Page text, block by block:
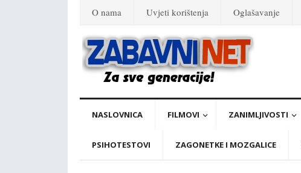
O nama Uvjeti korištenja Oglašavanje
NASLOVNICA FILMOVI ZANIMLJIVOSTI
PSIHOTESTOVI ZAGONETKE I MOZGALICE